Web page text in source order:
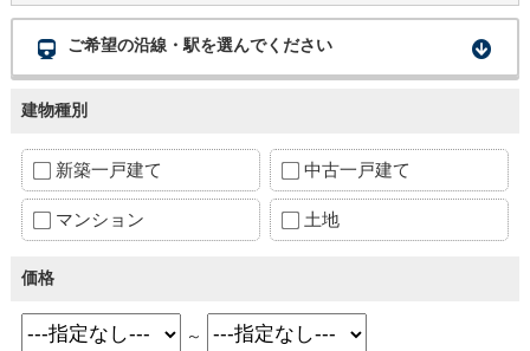
ご希望の沿線・駅を選んでください
建物種別
新築一戸建て 中古一戸建て
マンション 土地
価格
～